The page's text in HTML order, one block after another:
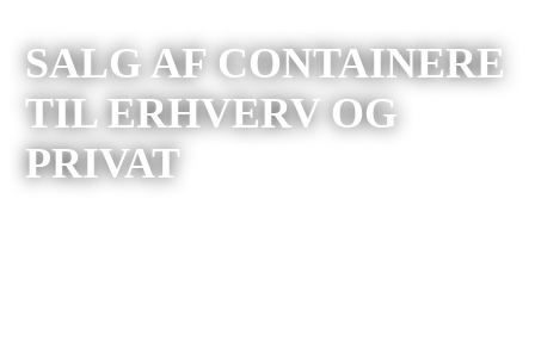
SALG AF CONTAINERE
TIL ERHVERV OG
PRIVAT